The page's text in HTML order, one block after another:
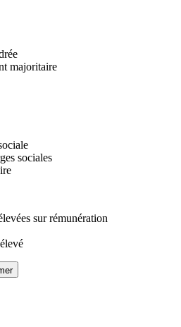
majoritaire
sociales
sur rémunération